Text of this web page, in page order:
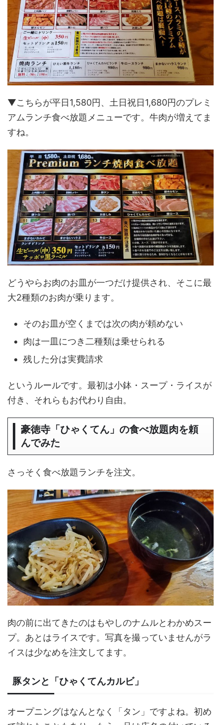
▼こちらが平日1,580円、土日祝日1,680円のプレミ
アムランチ食べ放題メニューです。牛肉が増えてま
すね。
どうやらお肉のお皿が一つだけ提供され、そこに最
大2種類のお肉が乗ります。
そのお皿が空くまでは次の肉が頼めない
肉は一皿につき二種類は乗せられる
残した分は実費請求
というルールです。最初は小鉢・スープ・ライスが
付き、それらもお代わり自由。
豪徳寺「ひゃくてん」の食べ放題肉を頼
んでみた
さっそく食べ放題ランチを注文。
肉の前に出てきたのはもやしのナムルとわかめスー
プ。あとはライスです。写真を撮っていませんがラ
イスは少なめを注文してます。
豚タンと「ひゃくてんカルビ」
オープニングはなんとなく「タン」ですよね。初め